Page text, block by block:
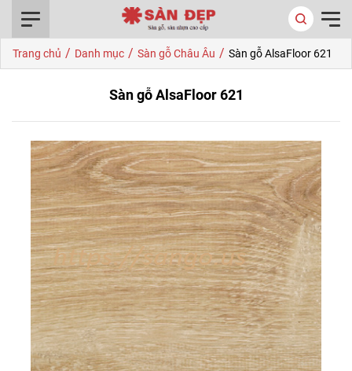
Trang chủ / Danh mục / Sàn gỗ Châu Âu / Sàn gỗ AlsaFloor 621
Sàn gỗ AlsaFloor 621